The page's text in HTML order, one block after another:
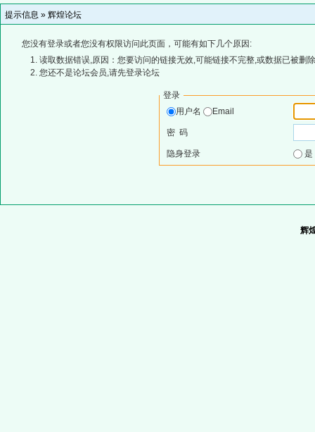
提示信息 » 辉煌论坛
您没有登录或者您没有权限访问此页面，可能有如下几个原因:
读取数据错误,原因：您要访问的链接无效,可能链接不完整,或数据已被删
您还不是论坛会员,请先登录论坛
登录
用户名
Email
密 码
隐身登录
辉